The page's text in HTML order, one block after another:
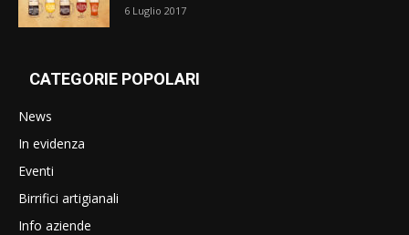
6 Luglio 2017
CATEGORIE POPOLARI
News
In evidenza
Eventi
Birrifici artigianali
Info aziende